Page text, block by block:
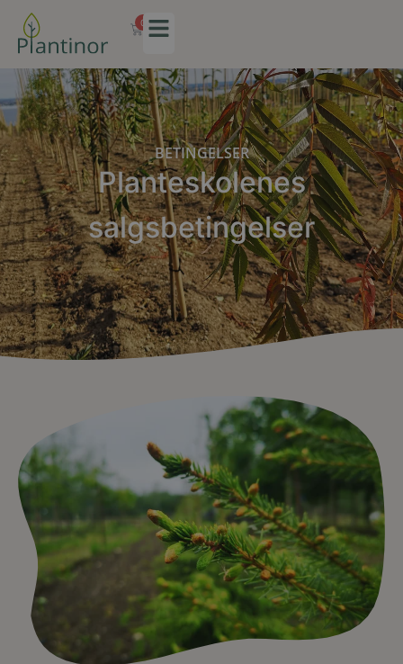
0
BETINGELSER
Planteskolenes
salgsbetingelser